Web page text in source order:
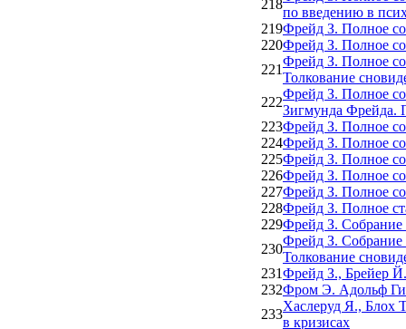
218
по введению в
219Фрейд З. Полное
220Фрейд З. Полное
221
Фрейд З. Полное
Толкование
222
Фрейд З. Полное
Зигмунда Фрейда.
223Фрейд З. Полное
224Фрейд З. Полное
225Фрейд З. Полное
226Фрейд З. Полное
227Фрейд З. Полное
228Фрейд З. Полное
229Фрейд З. Собрание
230
Фрейд З. Собрание
Толкование
231Фрейд З., Брейер
232Фром Э. Адольф
233
Хаслеруд Я., Блох
в кризисах